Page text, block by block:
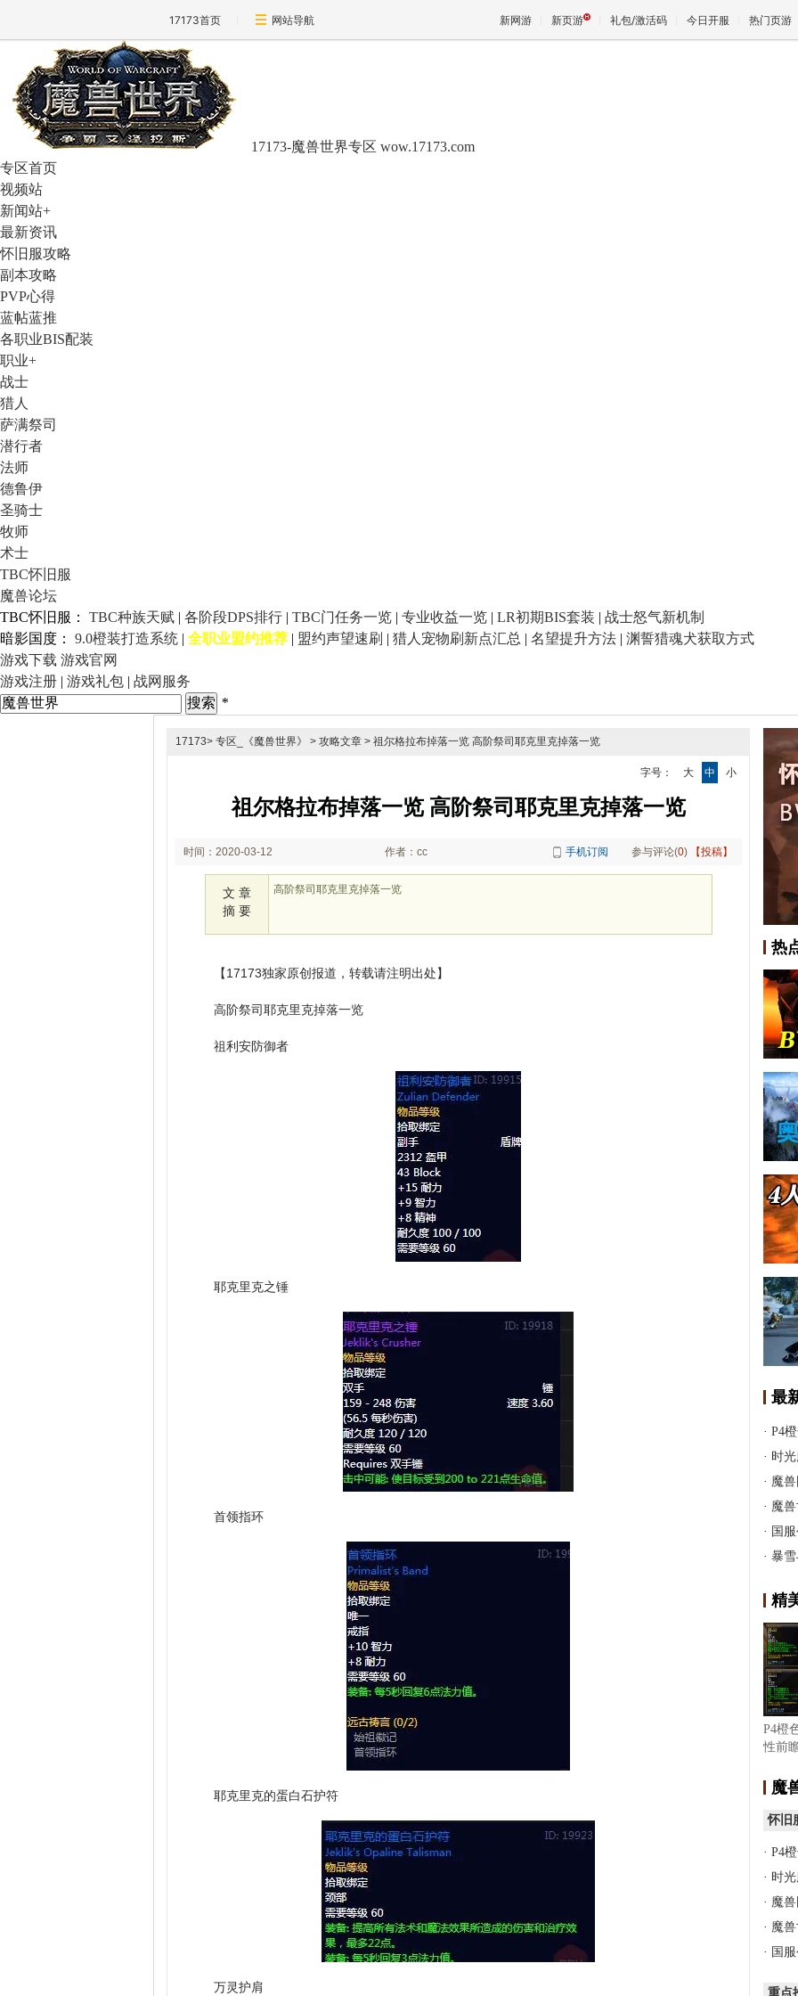
17173首页 网站导航 新网游 新页游 礼包/激活码 今日开服 热门页游
17173-魔兽世界专区 wow.17173.com
专区首页
视频站
新闻站+
最新资讯
怀旧服攻略
副本攻略
PVP心得
蓝帖蓝推
各职业BIS配装
职业+
战士
猎人
萨满祭司
潜行者
法师
德鲁伊
圣骑士
牧师
术士
TBC怀旧服
魔兽论坛
TBC怀旧服：
TBC种族天赋 | 各阶段DPS排行 | TBC门任务一览 | 专业收益一览 | LR初期BIS套装 | 战士怒气新机制
暗影国度：
9.0橙装打造系统 | 全职业盟约推荐 | 盟约声望速刷 | 猎人宠物刷新点汇总 | 名望提升方法 | 渊誓猎魂犬获取方式
游戏下载 游戏官网
游戏注册 | 游戏礼包 | 战网服务
*
17173> 专区_《魔兽世界》 > 攻略文章 > 祖尔格拉布掉落一览 高阶祭司耶克里克掉落一览
字号： 大 中 小
祖尔格拉布掉落一览 高阶祭司耶克里克掉落一览
时间：2020-03-12
14:37
作者：cc 手机订阅 参与评论(0) 【投稿】
文 章
摘 要
高阶祭司耶克里克掉落一览
【17173独家原创报道，转载请注明出处】
高阶祭司耶克里克掉落一览
祖利安防御者
耶克里克之锤
首领指环
耶克里克的蛋白石护符
万灵护肩
热
最
· P4
· 时光
· 魔兽
· 魔
· 国
· 暴
精
P4橙
性前
魔
怀旧
· P4
· 时光
· 魔兽
· 魔
· 国
重点